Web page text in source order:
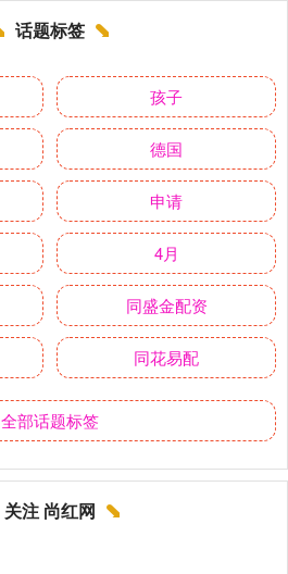
话题标签
孩子
德国
申请
4月
同盛金配资
同花易配
全部话题标签
关注 尚红网